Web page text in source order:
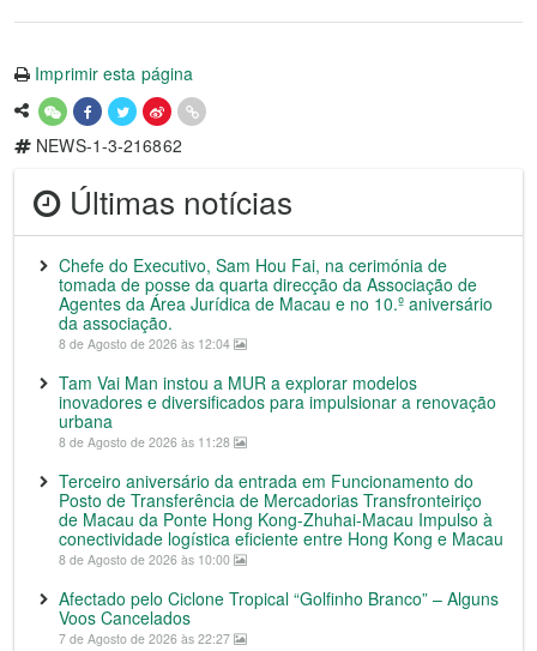
Imprimir esta página
NEWS-1-3-216862
Últimas notícias
Chefe do Executivo, Sam Hou Fai, na cerimónia de
tomada de posse da quarta direcção da Associação de
Agentes da Área Jurídica de Macau e no 10.º aniversário
da associação.
8 de Agosto de 2026 às 12:04
Tam Vai Man instou a MUR a explorar modelos
inovadores e diversificados para impulsionar a renovação
urbana
8 de Agosto de 2026 às 11:28
Terceiro aniversário da entrada em Funcionamento do
Posto de Transferência de Mercadorias Transfronteiriço
de Macau da Ponte Hong Kong-Zhuhai-Macau Impulso à
conectividade logística eficiente entre Hong Kong e Macau
8 de Agosto de 2026 às 10:00
Afectado pelo Ciclone Tropical “Golfinho Branco” – Alguns
Voos Cancelados
7 de Agosto de 2026 às 22:27